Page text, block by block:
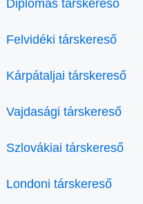
Diplomás társkereső
Felvidéki társkereső
Kárpátaljai társkereső
Vajdasági társkereső
Szlovákiai társkereső
Londoni társkereső